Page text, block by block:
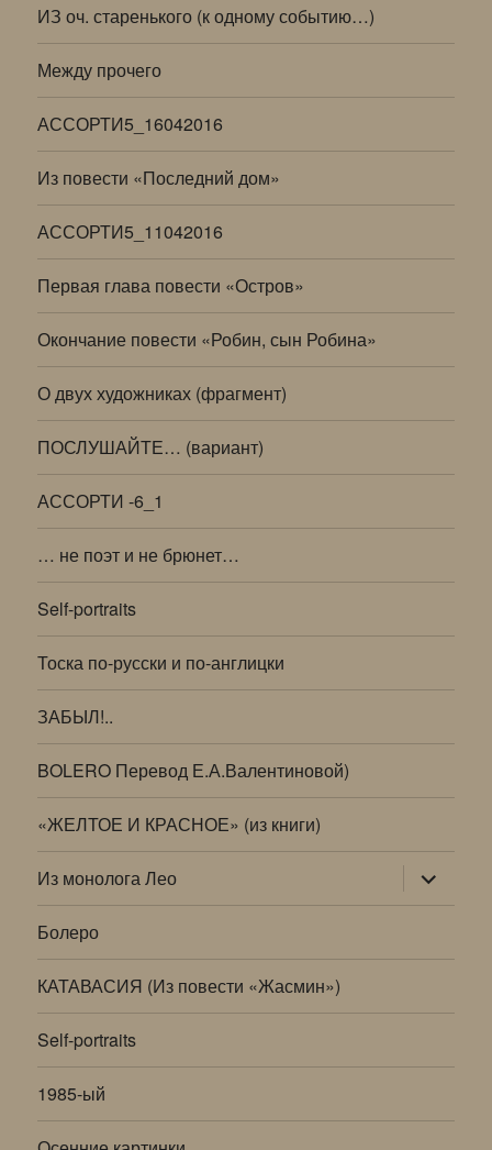
ИЗ оч. старенького (к одному событию…)
Между прочего
АССОРТИ5_16042016
Из повести «Последний дом»
АССОРТИ5_11042016
Первая глава повести «Остров»
Окончание повести «Робин, сын Робина»
О двух художниках (фрагмент)
ПОСЛУШАЙТЕ… (вариант)
АССОРТИ -6_1
… не поэт и не брюнет…
Self-portraits
Тоска по-русски и по-англицки
ЗАБЫЛ!..
BOLERO Перевод Е.А.Валентиновой)
«ЖЕЛТОЕ И КРАСНОЕ» (из книги)
Из монолога Лео раскрыть
дочернее
меню
Болеро
КАТАВАСИЯ (Из повести «Жасмин»)
Self-portraits
1985-ый